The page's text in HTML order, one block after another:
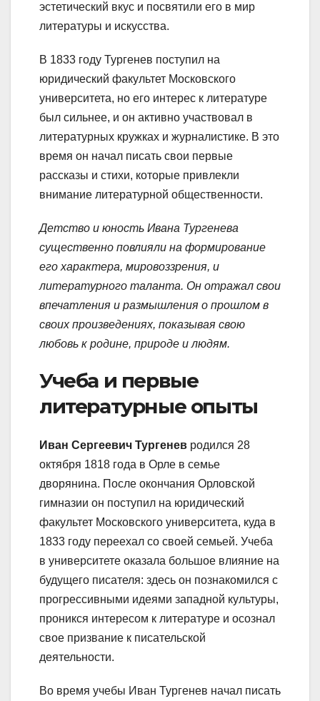
эстетический вкус и посвятили его в мир
литературы и искусства.
В 1833 году Тургенев поступил на
юридический факультет Московского
университета, но его интерес к литературе
был сильнее, и он активно участвовал в
литературных кружках и журналистике. В это
время он начал писать свои первые
рассказы и стихи, которые привлекли
внимание литературной общественности.
Детство и юность Ивана Тургенева
существенно повлияли на формирование
его характера, мировоззрения, и
литературного таланта. Он отражал свои
впечатления и размышления о прошлом в
своих произведениях, показывая свою
любовь к родине, природе и людям.
Учеба и первые
литературные опыты
Иван Сергеевич Тургенев родился 28
октября 1818 года в Орле в семье
дворянина. После окончания Орловской
гимназии он поступил на юридический
факультет Московского университета, куда в
1833 году переехал со своей семьей. Учеба
в университете оказала большое влияние на
будущего писателя: здесь он познакомился с
прогрессивными идеями западной культуры,
проникся интересом к литературе и осознал
свое призвание к писательской
деятельности.
Во время учебы Иван Тургенев начал писать